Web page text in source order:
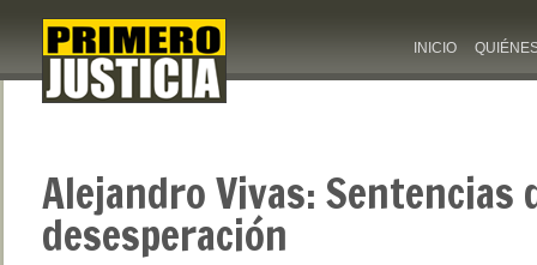
INICIO
Alejandro Vivas: Sentencias
desesperación